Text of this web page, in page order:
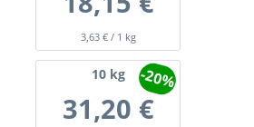
3,63 € / 1 kg
10kg
31,20 €
-20%